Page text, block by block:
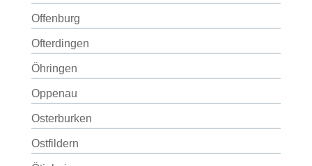
Offenburg
Ofterdingen
Öhringen
Oppenau
Osterburken
Ostfildern